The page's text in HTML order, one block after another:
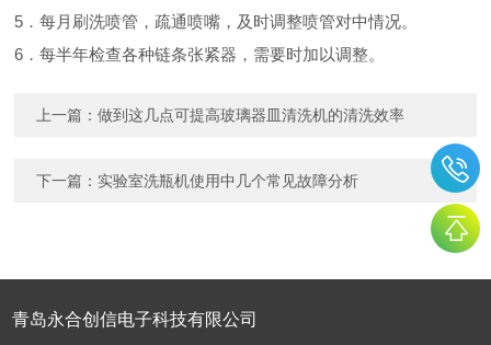
5．每月刷洗喷管，疏通喷嘴，及时调整喷管对中情况。
6．每半年检查各种链条张紧器，需要时加以调整。
上一篇：做到这几点可提高玻璃器皿清洗机的清洗效率
下一篇： 实验室洗瓶机使用中几个常见故障分析
青岛永合创信电子科技有限公司